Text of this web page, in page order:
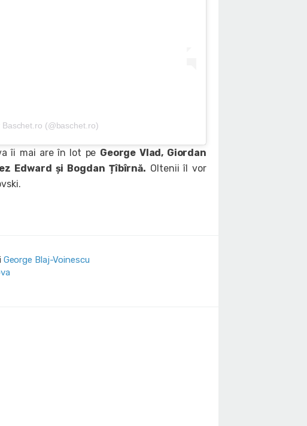
Baschet.ro (@baschet.ro)
îi mai are în lot pe George Vlad, Giordan
Edward și Bogdan Țîbîrnă. Oltenii îl vor
George Blaj-Voinescu